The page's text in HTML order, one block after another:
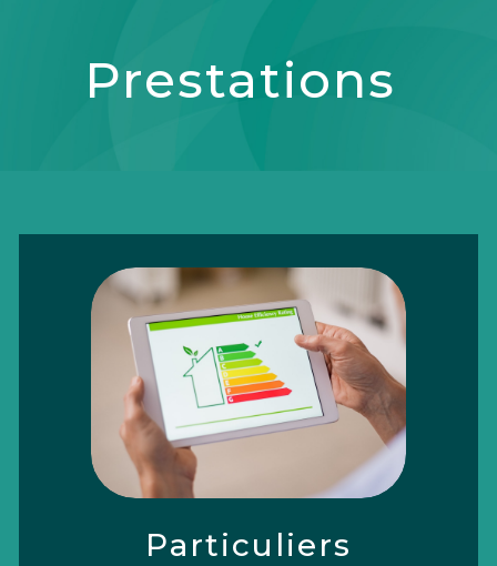
Prestations
Particuliers